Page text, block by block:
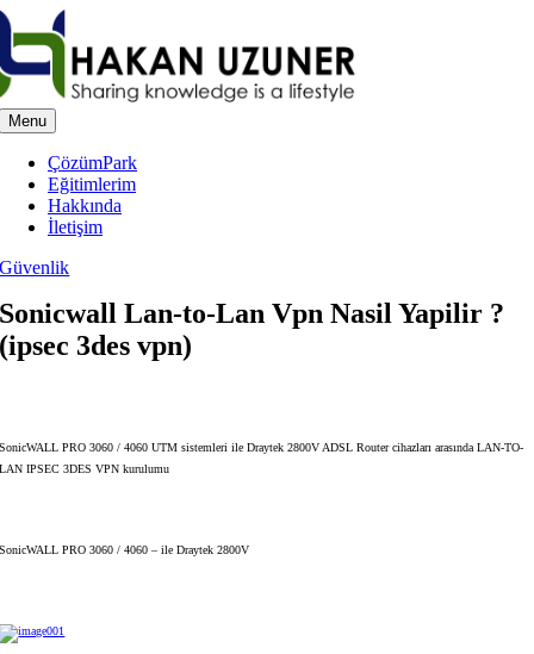
Skip
to
content
Menu
ÇözümPark
Eğitimlerim
Hakkında
İletişim
Güvenlik
Sonicwall Lan-to-Lan Vpn Nasil Yapilir ?
(ipsec 3des vpn)
SonicWALL PRO 3060 / 4060 UTM sistemleri ile Draytek 2800V ADSL Router cihazları arasında LAN-TO-
LAN IPSEC 3DES VPN kurulumu
SonicWALL PRO 3060 / 4060 – ile Draytek 2800V